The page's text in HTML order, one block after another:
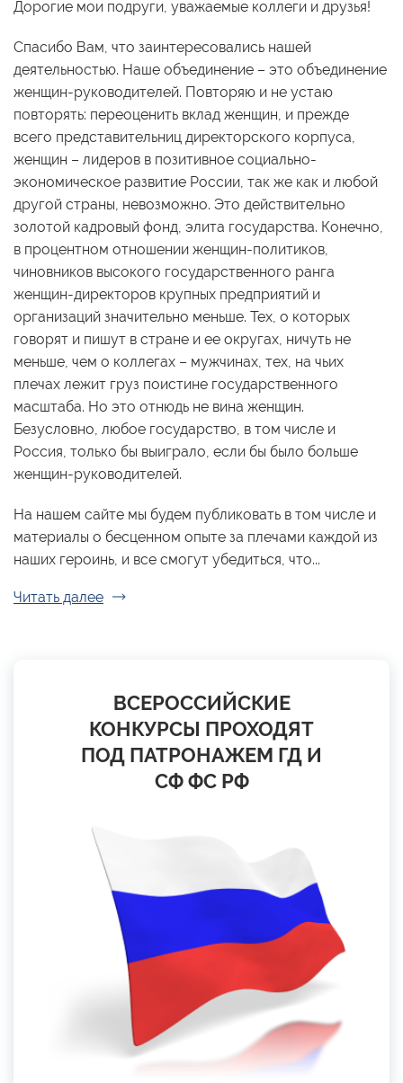
Дорогие мои подруги, уважаемые коллеги и друзья!
Спасибо Вам, что заинтересовались нашей
деятельностью. Наше объединение – это объединение
женщин-руководителей. Повторяю и не устаю
повторять: переоценить вклад женщин, и прежде
всего представительниц директорского корпуса,
женщин – лидеров в позитивное социально-
экономическое развитие России, так же как и любой
другой страны, невозможно. Это действительно
золотой кадровый фонд, элита государства. Конечно,
в процентном отношении женщин-политиков,
чиновников высокого государственного ранга
женщин-директоров крупных предприятий и
организаций значительно меньше. Тех, о которых
говорят и пишут в стране и ее округах, ничуть не
меньше, чем о коллегах – мужчинах, тех, на чьих
плечах лежит груз поистине государственного
масштаба. Но это отнюдь не вина женщин.
Безусловно, любое государство, в том числе и
Россия, только бы выиграло, если бы было больше
женщин-руководителей.
На нашем сайте мы будем публиковать в том числе и
материалы о бесценном опыте за плечами каждой из
наших героинь, и все смогут убедиться, что...
Читать далее
ВСЕРОССИЙСКИЕ
КОНКУРСЫ ПРОХОДЯТ
ПОД ПАТРОНАЖЕМ ГД И
СФ ФС РФ